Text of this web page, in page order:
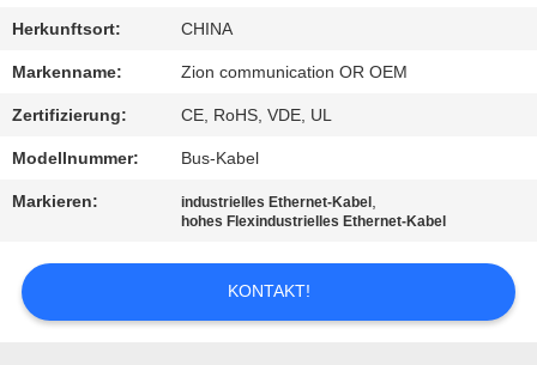
ZITAT
SITEMAP
POLICY
Herkunftsort: CHINA
Markenname: Zion communication OR OEM
Zertifizierung: CE, RoHS, VDE, UL
Modellnummer: Bus-Kabel
Markieren: industrielles Ethernet-Kabel ,
hohes Flexindustrielles Ethernet-Kabel
KONTAKT!